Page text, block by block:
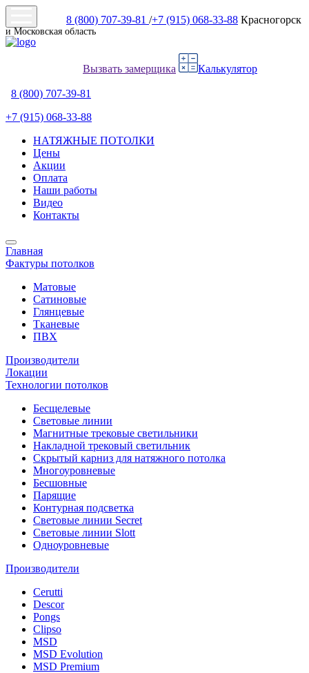
8 (800) 707-39-81 /+7 (915) 068-33-88 Красногорск
и Московская область
Вызвать замерщика Калькулятор
8 (800) 707-39-81
+7 (915) 068-33-88
НАТЯЖНЫЕ ПОТОЛКИ
Цены
Акции
Оплата
Наши работы
Видео
Контакты
Главная
Фактуры потолков
Матовые
Сатиновые
Глянцевые
Тканевые
ПВХ
Производители
Локации
Технологии потолков
Бесщелевые
Световые линии
Магнитные трековые светильники
Накладной трековый светильник
Скрытый карниз для натяжного потолка
Многоуровневые
Бесшовные
Парящие
Контурная подсветка
Световые линии Secret
Световые линии Slott
Одноуровневые
Производители
Cerutti
Descor
Pongs
Clipso
MSD
MSD Evolution
MSD Premium